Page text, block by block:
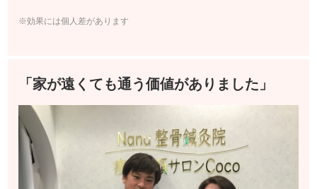
※効果には個人差があります
「家が遠くても通う価値がありました」